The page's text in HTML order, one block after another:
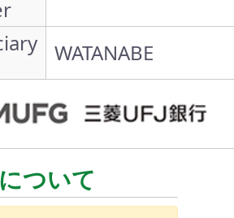
WATANABE
ついて